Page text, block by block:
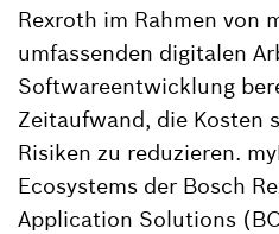
Rexroth im Rahmen von
umfassenden digitalen
Softwareentwicklung
Zeitaufwand, die Kosten
Risiken zu reduzieren.
Ecosystems der Bosch
Application Solutions